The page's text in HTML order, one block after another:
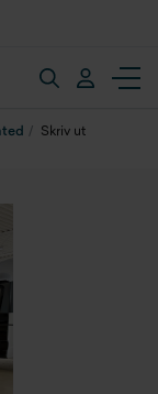
Skriv ut